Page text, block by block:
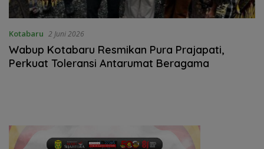
Kotabaru 2 Juni 2026
Wabup Kotabaru Resmikan Pura Prajapati,
Perkuat Toleransi Antarumat Beragama